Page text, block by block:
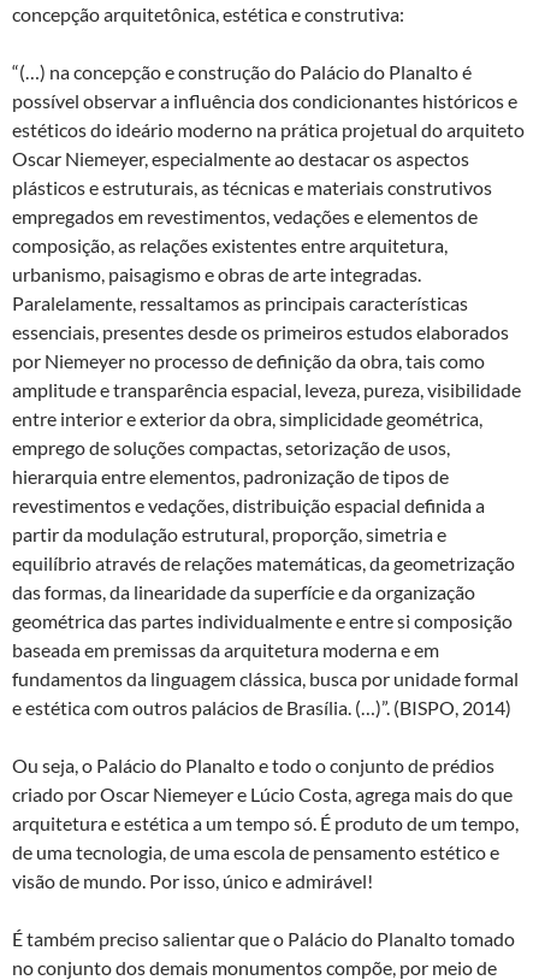
concepção arquitetônica, estética e construtiva:
“(…) na concepção e construção do Palácio do Planalto é
possível observar a influência dos condicionantes históricos e
estéticos do ideário moderno na prática projetual do arquiteto
Oscar Niemeyer, especialmente ao destacar os aspectos
plásticos e estruturais, as técnicas e materiais construtivos
empregados em revestimentos, vedações e elementos de
composição, as relações existentes entre arquitetura,
urbanismo, paisagismo e obras de arte integradas.
Paralelamente, ressaltamos as principais características
essenciais, presentes desde os primeiros estudos elaborados
por Niemeyer no processo de definição da obra, tais como
amplitude e transparência espacial, leveza, pureza, visibilidade
entre interior e exterior da obra, simplicidade geométrica,
emprego de soluções compactas, setorização de usos,
hierarquia entre elementos, padronização de tipos de
revestimentos e vedações, distribuição espacial definida a
partir da modulação estrutural, proporção, simetria e
equilíbrio através de relações matemáticas, da geometrização
das formas, da linearidade da superfície e da organização
geométrica das partes individualmente e entre si composição
baseada em premissas da arquitetura moderna e em
fundamentos da linguagem clássica, busca por unidade formal
e estética com outros palácios de Brasília. (…)”. (BISPO, 2014)
Ou seja, o Palácio do Planalto e todo o conjunto de prédios
criado por Oscar Niemeyer e Lúcio Costa, agrega mais do que
arquitetura e estética a um tempo só. É produto de um tempo,
de uma tecnologia, de uma escola de pensamento estético e
visão de mundo. Por isso, único e admirável!
É também preciso salientar que o Palácio do Planalto tomado
no conjunto dos demais monumentos compõe, por meio de